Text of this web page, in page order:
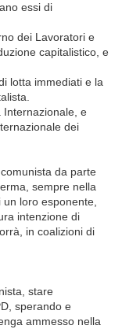
essi di
dei Lavoratori e
capitalistico, e
lotta immediati e la
Internazionale, e
dei
da parte
sempre nella
loro esponente,
intenzione di
in coalizioni di
stare
sperando e
ammesso nella